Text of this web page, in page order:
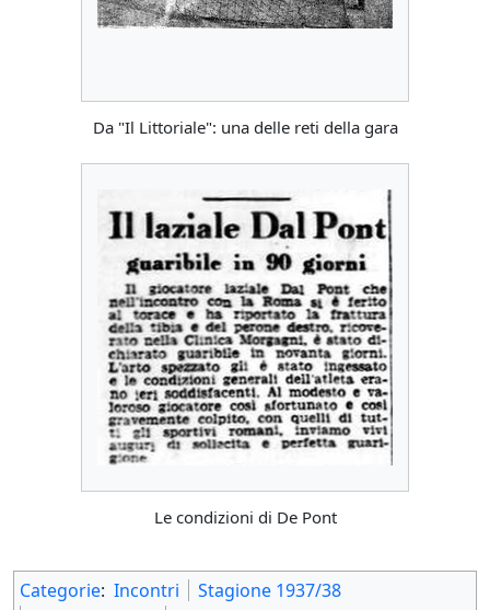
Da "Il Littoriale": una delle reti della gara
Le condizioni di De Pont
Categorie: Incontri
Stagione 1937/38